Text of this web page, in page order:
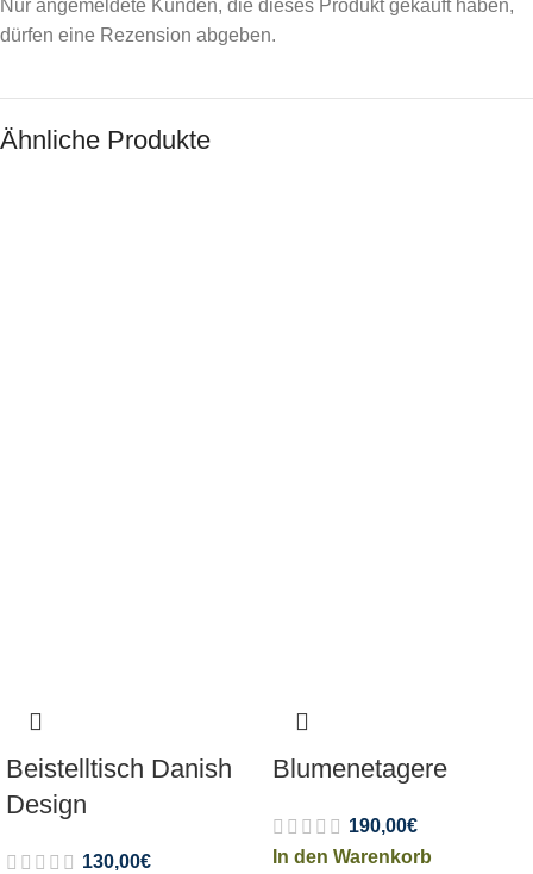
Nur angemeldete Kunden, die dieses Produkt gekauft haben,
dürfen eine Rezension abgeben.
Ähnliche Produkte
Beistelltisch Danish
Design
130,00€
Blumenetagere
190,00€
In den Warenkorb